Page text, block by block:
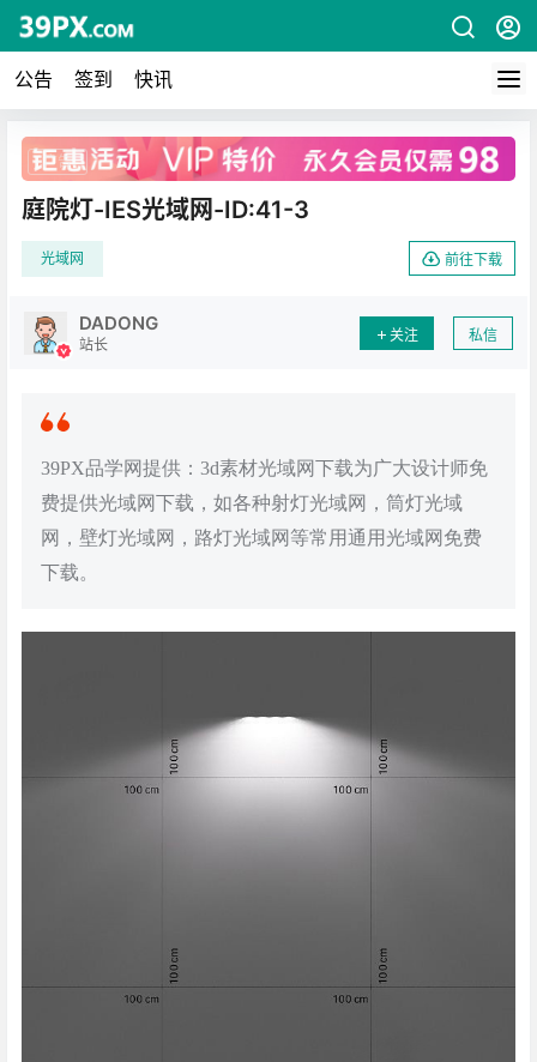
公告 签到 快讯
广告
庭院灯-IES光域网-ID:41-3
光域网 前往下载
DADONG
站长
关注 私信
39PX品学网提供：3d素材光域网下载为广大设计师免
费提供光域网下载，如各种射灯光域网，筒灯光域
网，壁灯光域网，路灯光域网等常用通用光域网免费
下载。